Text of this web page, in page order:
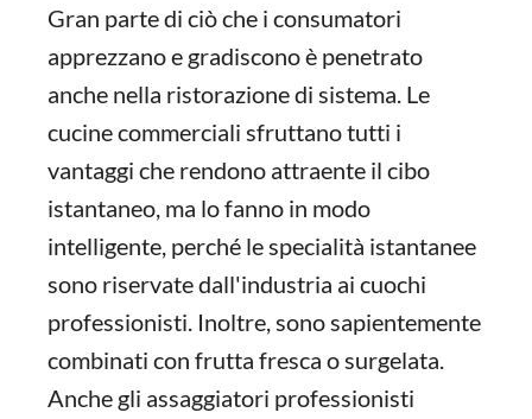
Gran parte di ciò che i consumatori
apprezzano e gradiscono è penetrato
anche nella ristorazione di sistema. Le
cucine commerciali sfruttano tutti i
vantaggi che rendono attraente il cibo
istantaneo, ma lo fanno in modo
intelligente, perché le specialità istantanee
sono riservate dall'industria ai cuochi
professionisti. Inoltre, sono sapientemente
combinati con frutta fresca o surgelata.
Anche gli assaggiatori professionisti